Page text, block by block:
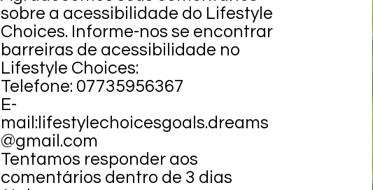
sobre a acessibilidade do Lifestyle
Choices. Informe-nos se encontrar
barreiras de acessibilidade no
Lifestyle Choices:
Telefone: 07735956367
E-
mail: lifestylechoicesgoals.dreams
@gmail.com
Tentamos responder aos
comentários dentro de 3 dias